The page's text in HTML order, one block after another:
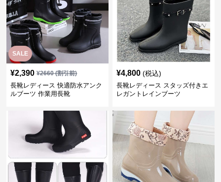
SALE
¥2,390 ¥2660(割引前)
長靴レディース 快適防水アンク
ルブーツ 作業用長靴
¥4,800 (税込)
長靴レディース スタッズ付きエ
レガントレインブーツ